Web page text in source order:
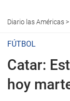
Diario las Américas>
FÚTBOL
Catar:
hoy